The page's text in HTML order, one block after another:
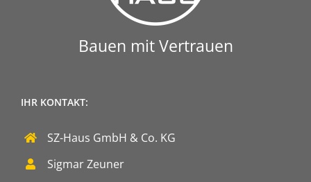
Bauen mit Vertrauen
IHR KONTAKT:
SZ-Haus GmbH & Co. KG
Sigmar Zeuner